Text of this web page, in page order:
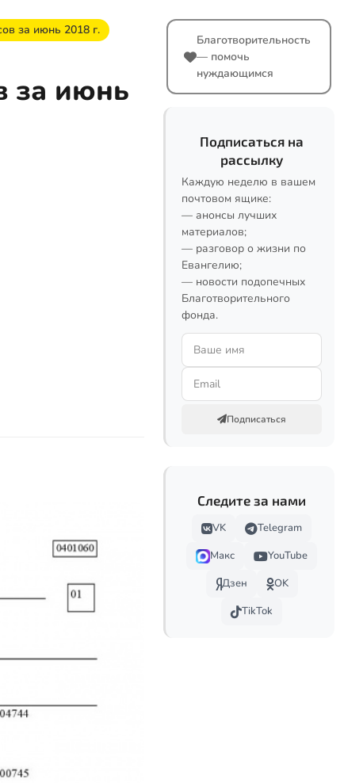
за июнь 2018 г.
за июнь
Благотворительность
— помочь
нуждающимся
Подписаться на
рассылку
Каждую неделю в вашем
почтовом ящике:
— анонсы лучших
материалов;
— разговор о жизни по
Евангелию;
— новости подопечных
Благотворительного
фонда.
Подписаться
Следите за нами
VK
Telegram
Макс
YouTube
Дзен
OK
TikTok